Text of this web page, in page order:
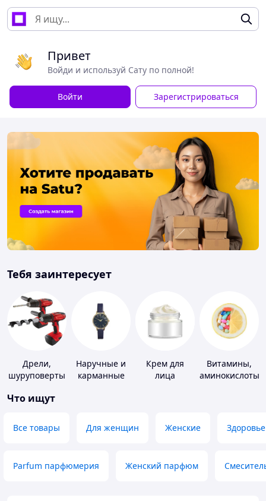
Привет
Войди и используй Сату по полной!
Войти Зарегистрироваться
Тебя заинтересует
Дрели,
шуруповерты
Наручные и
карманные
Крем для
лица
Витамины,
аминокислоты
Что ищут
Все товары Для женщин Женские Здоровье
Parfum парфюмерия Женский парфюм